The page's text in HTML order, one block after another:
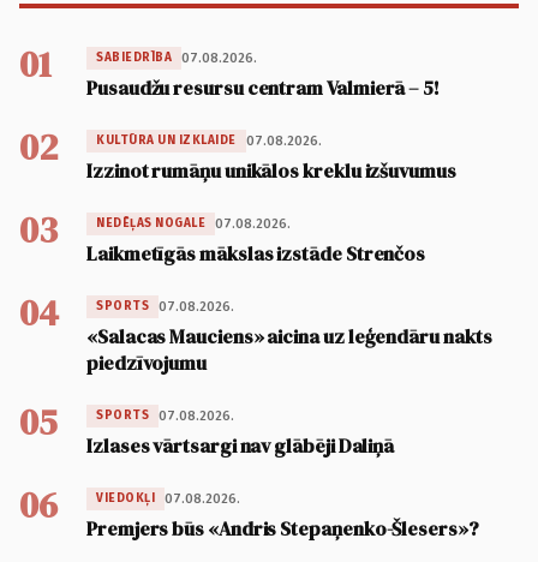
01 SABIEDRĪBA 07.08.2026.
Pusaudžu resursu centram Valmierā – 5!
02 KULTŪRA UN IZKLAIDE 07.08.2026.
Izzinot rumāņu unikālos kreklu izšuvumus
03 NEDĒĻAS NOGALE 07.08.2026.
Laikmetīgās mākslas izstāde Strenčos
04 SPORTS 07.08.2026.
«Salacas Mauciens» aicina uz leģendāru nakts
piedzīvojumu
05 SPORTS 07.08.2026.
Izlases vārtsargi nav glābēji Daliņā
06 VIEDOKĻI 07.08.2026.
Premjers būs «Andris Stepaņenko-Šlesers»?